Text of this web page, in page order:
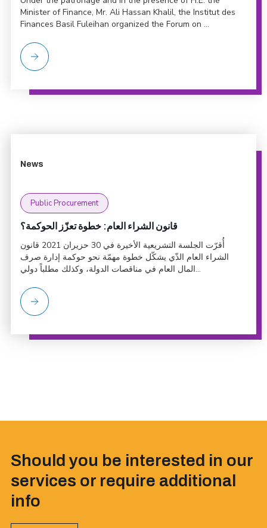
Minister of Finance, Mr. Ali Hassan Khalil, the Institut des
Finances Basil Fuleihan organized the Forum on ...
News
Public Procurement
قانون الشراء العام: خطوة تعزّز الحوكمة؟
أُقرّت الجلسة التشريعية الأخيرة في 30 حزيران 2021 قانون
الشراء العام الذّي يشكّل خطوة مهمّة نحو حوكمة إدارة صرف
المال العام في مناقصات الدولة، وكذلك مطلباً دولي...
Should you be interested in our
services or require additional
info